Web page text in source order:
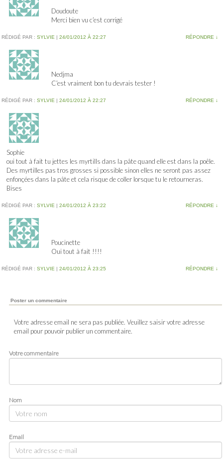
Doudoute
Merci bien vu c’est corrigé
RÉDIGÉ PAR : SYLVIE | 24/01/2012 À 22:27 RÉPONDRE ↓
Nedjma
C’est vraiment bon tu devrais tester !
RÉDIGÉ PAR : SYLVIE | 24/01/2012 À 22:27 RÉPONDRE ↓
Sophie
oui tout à fait tu jettes les myrtills dans la pâte quand elle est dans la poêle.
Des myrtilles pas tros grosses si possible sinon elles ne seront pas assez
enfonçées dans la pâte et cela risque de coller lorsque tu le retourneras.
Bises
RÉDIGÉ PAR : SYLVIE | 24/01/2012 À 23:22 RÉPONDRE ↓
Poucinette
Oui tout à fait !!!!
RÉDIGÉ PAR : SYLVIE | 24/01/2012 À 23:25 RÉPONDRE ↓
Poster un commentaire
Votre adresse email ne sera pas publiée. Veuillez saisir votre adresse
email pour pouvoir publier un commentaire.
Votre commentaire
Nom
Email